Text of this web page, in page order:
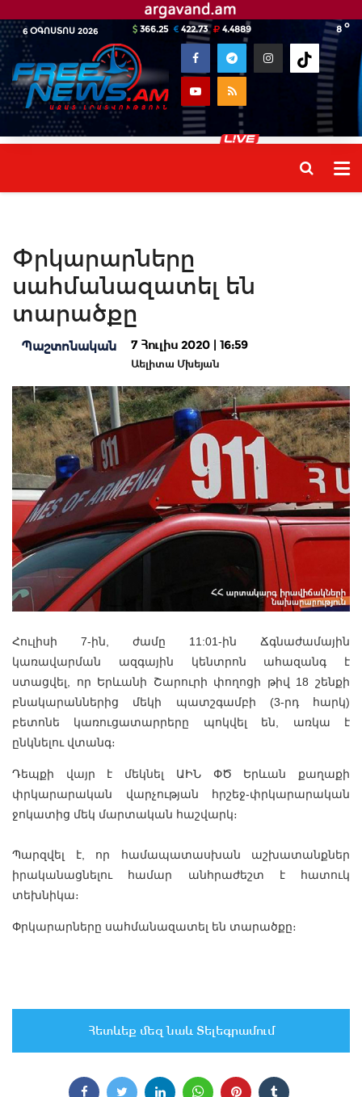
6 ՕԳՈՍՏՈՍ 2026 8 o
366.25 422.73 4.4889
Փրկարարները
սահմանազատել են
տարածքը
Պաշտոնական 7 Հուլիս 2020 | 16:59
Աելիտա Մխեյան
Հուլիսի 7-ին, ժամը 11:01-ին Ճգնաժամային
կառավարման ազգային կենտրոն ահազանգ է
ստացվել, որ Երևանի Շարուրի փողոցի թիվ 18 շենքի
բնակարաններից մեկի պատշգամբի (3-րդ հարկ)
բետոնե կառուցատարրերը պոկվել են, առկա է
ընկնելու վտանգ։
Դեպքի վայր է մեկնել ԱԻՆ ՓԾ Երևան քաղաքի
փրկարարական վարչության հրշեջ-փրկարարական
ջոկատից մեկ մարտական հաշվարկ։
Պարզվել է, որ համապատասխան աշխատանքներ
իրականացնելու համար անհրաժեշտ է հատուկ
տեխնիկա։
Փրկարարները սահմանազատել են տարածքը։
Հետևեք մեզ նաև Տելեգրամում